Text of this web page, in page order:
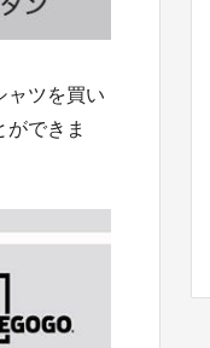
ャツを買い
できま